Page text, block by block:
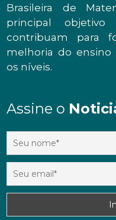
Brasileira de
principal objetivo
contribuam para
melhoria do
os níveis.
Assine o